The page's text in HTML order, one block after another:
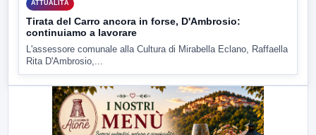
ATTUALITÀ
Tirata del Carro ancora in forse, D'Ambrosio:
continuiamo a lavorare
L'assessore comunale alla Cultura di Mirabella Eclano, Raffaella
Rita D'Ambrosio,...